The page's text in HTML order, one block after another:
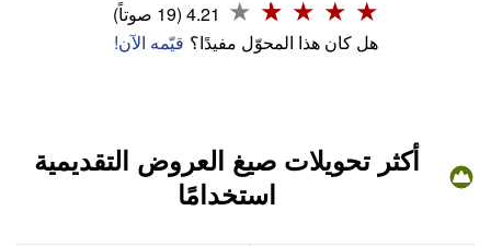
4.21 (19 صوتاً)
هل كان هذا المحوّل مفيدًا؟ قيّمه الآن!
أكثر تحويلات صيغ العروض التقديمية
استخدامًا